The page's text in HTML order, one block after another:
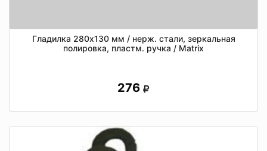
Гладилка 280х130 мм / нерж. стали, зеркальная
полировка, пластм. ручка / Matrix
276